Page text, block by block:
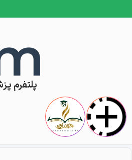
Skip to content
پلتفرم